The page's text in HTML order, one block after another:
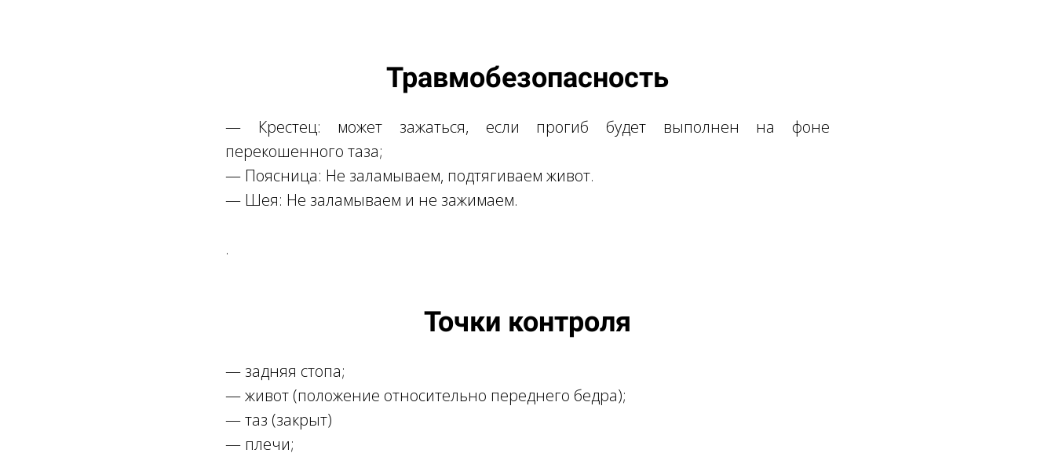
Травмобезопасность
— Крестец: может зажаться, если прогиб будет выполнен на фоне
перекошенного таза;
— Поясница: He заламываем, подтягиваем живот.
— Шея: He заламываем и не зажимаем.
.
Точки контроля
— задняя стопа;
— живот (положение относительно переднего бедра);
— таз (закрыт)
— плечи;